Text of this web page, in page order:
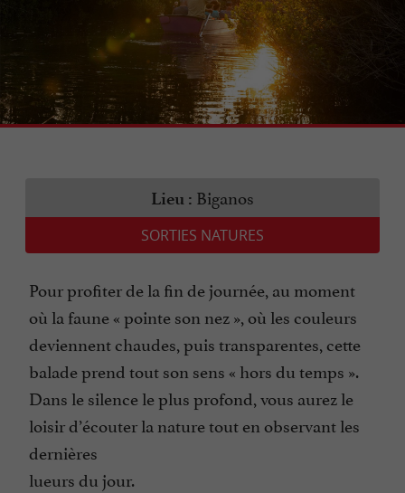
Lieu : Biganos
SORTIES NATURES
Pour profiter de la fin de journée, au moment
où la faune « pointe son nez », où les couleurs
deviennent chaudes, puis transparentes, cette
balade prend tout son sens « hors du temps ».
Dans le silence le plus profond, vous aurez le
loisir d’écouter la nature tout en observant les
dernières
lueurs du jour.